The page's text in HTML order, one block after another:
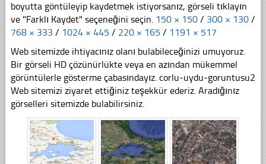
boyutta göntüleyip kaydetmek istiyorsanız, görseli tıklayın
ve "Farklı Kaydet" seçeneğini seçin. 150 × 150 / 300 × 130 /
768 × 333 / 1024 × 445 / 220 × 165 / 1191 × 517
Web sitemizde ihtiyacınız olanı bulabileceğinizi umuyoruz.
Bir görseli HD çözünürlükte veya en azından mükemmel
görüntülerle gösterme çabasındayız. corlu-uydu-goruntusu2
Web sitemizi ziyaret ettiğiniz teşekkür ederiz. Aradığınız
görselleri sitemizde bulabilirsiniz.